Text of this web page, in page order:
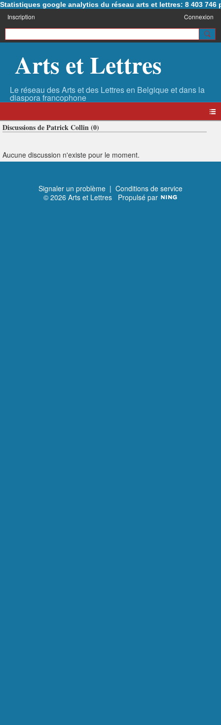
Statistiques google analytics du réseau arts et lettres: 8 403 746
Inscription Connexion
Arts et Lettres
Discussions de Patrick Collin (0)
Aucune discussion n'existe pour le moment.
Signaler un problème | Conditions de service
© 2026 Arts et Lettres Propulsé par